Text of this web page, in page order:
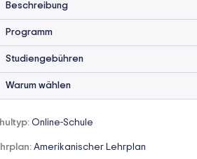
Beschreibung
Programm
Studiengebühren
Warum wählen
Online-Schule
Amerikanischer Lehrplan